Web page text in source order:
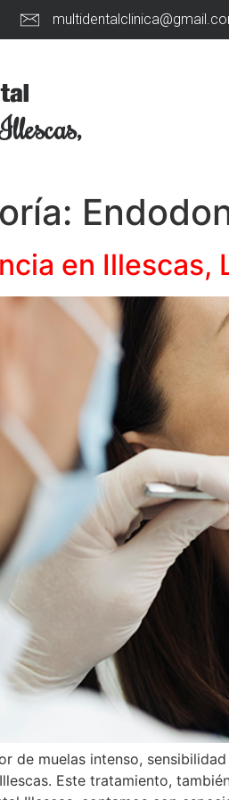
en Illescas,
de muelas intenso,
Este tratamiento,